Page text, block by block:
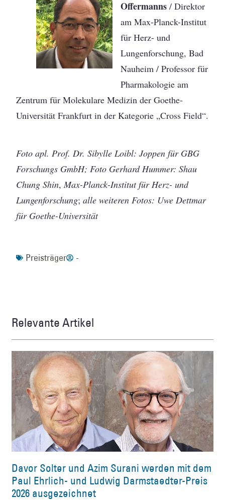
Offermanns / Direktor
am Max-Planck-Institut
für Herz- und
Lungenforschung, Bad
Nauheim / Professor für
Pharmakologie am
Zentrum für Molekulare Medizin der Goethe-
Universität Frankfurt in der Kategorie „Cross Field“.
Foto apl. Prof. Dr. Sibylle Loibl: Joppen für GBG
Forschungs GmbH; Foto Gerhard Hummer: Shau
Chung Shin,Max-Planck-Institut für Herz- und
Lungenforschung; alle weiteren Fotos: Uwe Dettmar
für Goethe-Universität
Preisträger -
Relevante Artikel
Davor Solter und Azim Surani werden mit dem
Paul Ehrlich- und Ludwig Darmstaedter-Preis
2026 ausgezeichnet